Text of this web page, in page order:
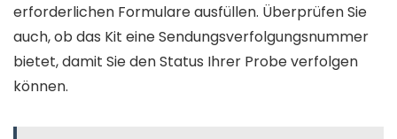
erforderlichen Formulare ausfüllen. Überprüfen Sie
auch, ob das Kit eine Sendungsverfolgungsnummer
bietet, damit Sie den Status Ihrer Probe verfolgen
können.